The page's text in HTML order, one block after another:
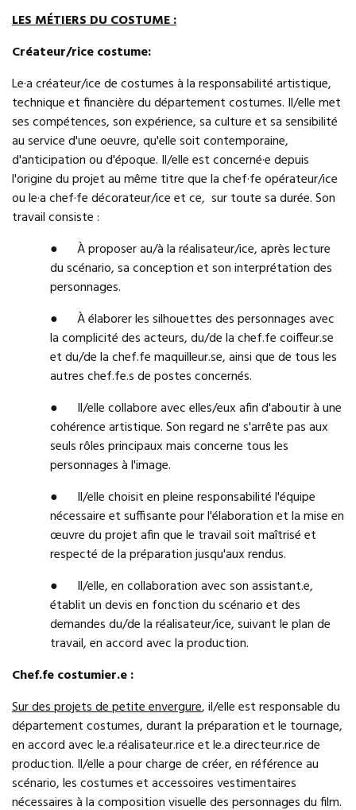
LES MÉTIERS DU COSTUME :
Créateur/rice costume:
Le·a créateur/ice de costumes à la responsabilité artistique,
technique et financière du département costumes. Il/elle met
ses compétences, son expérience, sa culture et sa sensibilité
au service d'une oeuvre, qu'elle soit contemporaine,
d'anticipation ou d'époque. Il/elle est concerné·e depuis
l'origine du projet au même titre que la chef·fe opérateur/ice
ou le·a chef·fe décorateur/ice et ce, sur toute sa durée. Son
travail consiste :
● À proposer au/à la réalisateur/ice, après lecture
du scénario, sa conception et son interprétation des
personnages.
● À élaborer les silhouettes des personnages avec
la complicité des acteurs, du/de la chef.fe coiffeur.se
et du/de la chef.fe maquilleur.se, ainsi que de tous les
autres chef.fe.s de postes concernés.
● Il/elle collabore avec elles/eux afin d'aboutir à une
cohérence artistique. Son regard ne s'arrête pas aux
seuls rôles principaux mais concerne tous les
personnages à l'image.
● Il/elle choisit en pleine responsabilité l'équipe
nécessaire et suffisante pour l'élaboration et la mise en
œuvre du projet afin que le travail soit maîtrisé et
respecté de la préparation jusqu'aux rendus.
● Il/elle, en collaboration avec son assistant.e,
établit un devis en fonction du scénario et des
demandes du/de la réalisateur/ice, suivant le plan de
travail, en accord avec la production.
Chef.fe costumier.e :
Sur des projets de petite envergure, il/elle est responsable du
département costumes, durant la préparation et le tournage,
en accord avec le.a réalisateur.rice et le.a directeur.rice de
production. Il/elle a pour charge de créer, en référence au
scénario, les costumes et accessoires vestimentaires
nécessaires à la composition visuelle des personnages du film.